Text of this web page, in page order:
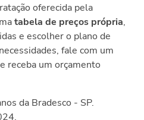
oferecida pela
tabela de preços própria,
e escolher o plano de
fale com um
receba um orçamento
da Bradesco - SP.